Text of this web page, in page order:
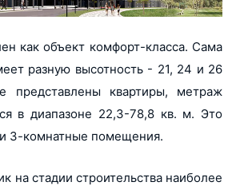
как объект комфорт-класса. Сама
разную высотность - 21, 24 и 26
представлены квартиры, метраж
в диапазоне 22,3-78,8 кв. м. Это
и 3-комнатные помещения.
на стадии строительства наиболее